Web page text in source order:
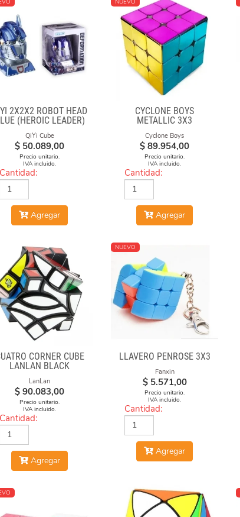
2X2X2 ROBOT HEAD
(HEROIC LEADER)
QiYi Cube
$ 50.089,00
Precio unitario.
IVA incluido.
Cantidad:
Agregar
NUEVO
CYCLONE BOYS
METALLIC 3X3
MAGNETICO MACARON
Cyclone Boys
$ 89.954,00
Precio unitario.
IVA incluido.
Cantidad:
Agregar
CORNER CUBE
LANLAN BLACK
LanLan
$ 90.083,00
Precio unitario.
IVA incluido.
Cantidad:
Agregar
NUEVO
LLAVERO PENROSE 3X3
Fanxin
$ 5.571,00
Precio unitario.
IVA incluido.
Cantidad:
Agregar